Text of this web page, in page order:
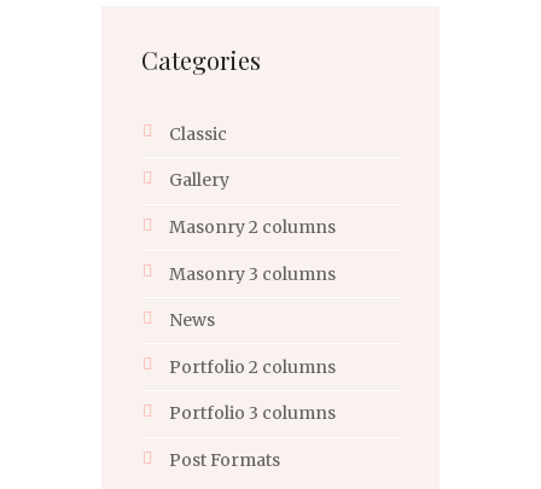
Categories
Classic
Gallery
Masonry 2 columns
Masonry 3 columns
News
Portfolio 2 columns
Portfolio 3 columns
Post Formats